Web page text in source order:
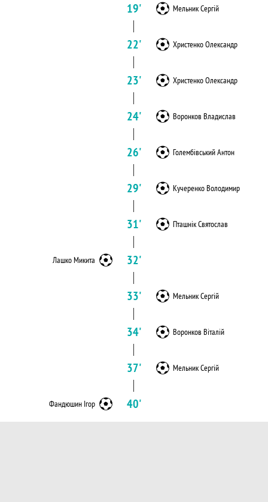
19' Мельник Сергій
22' Христенко Олександр
23' Христенко Олександр
24' Воронков Владислав
26' Голембівський Антон
29' Кучеренко Володимир
31' Пташнік Святослав
Лашко Микита 32'
33' Мельник Сергій
34' Воронков Віталій
37' Мельник Сергій
Фандюшин Ігор 40'